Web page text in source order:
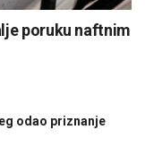
poruku naftnim
odao priznanje